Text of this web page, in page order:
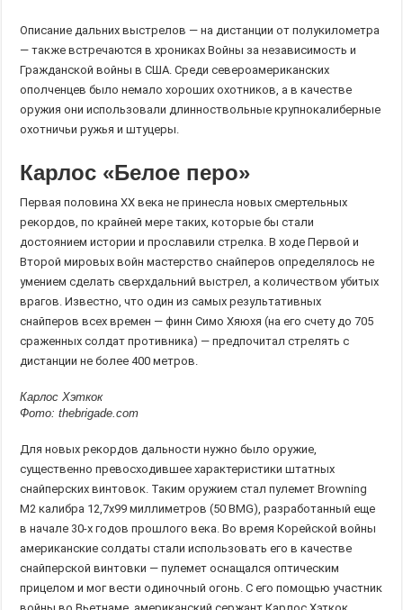
Описание дальних выстрелов — на дистанции от полукилометра
— также встречаются в хрониках Войны за независимость и
Гражданской войны в США. Среди североамериканских
ополченцев было немало хороших охотников, а в качестве
оружия они использовали длинноствольные крупнокалиберные
охотничьи ружья и штуцеры.
Карлос «Белое перо»
Первая половина ХХ века не принесла новых смертельных
рекордов, по крайней мере таких, которые бы стали
достоянием истории и прославили стрелка. В ходе Первой и
Второй мировых войн мастерство снайперов определялось не
умением сделать сверхдальний выстрел, а количеством убитых
врагов. Известно, что один из самых результативных
снайперов всех времен — финн Симо Хяюхя (на его счету до 705
сраженных солдат противника) — предпочитал стрелять с
дистанции не более 400 метров.
Карлос Хэткок
Фото: thebrigade.com
Для новых рекордов дальности нужно было оружие,
существенно превосходившее характеристики штатных
снайперских винтовок. Таким оружием стал пулемет Browning
M2 калибра 12,7х99 миллиметров (50 BMG), разработанный еще
в начале 30-х годов прошлого века. Во время Корейской войны
американские солдаты стали использовать его в качестве
снайперской винтовки — пулемет оснащался оптическим
прицелом и мог вести одиночный огонь. С его помощью участник